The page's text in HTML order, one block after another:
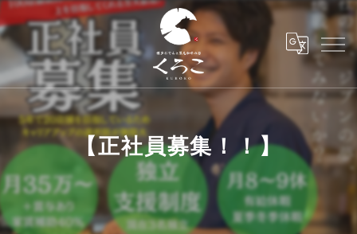
【正社員募集！！】